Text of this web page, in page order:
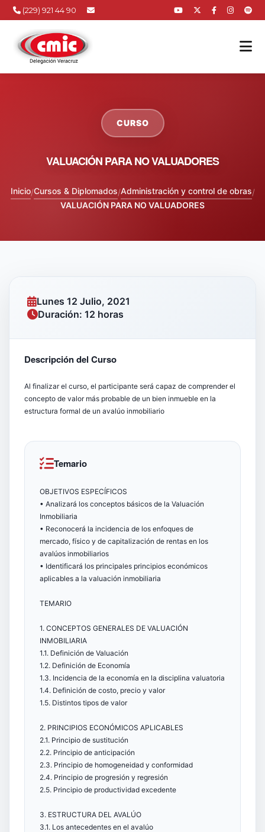
(229) 921 44 90
CURSO
VALUACIÓN PARA NO VALUADORES
Inicio/Cursos & Diplomados/Administración y control de obras/
VALUACIÓN PARA NO VALUADORES
Lunes 12 Julio, 2021
Duración: 12 horas
Descripción del Curso
Al finalizar el curso, el participante será capaz de comprender el
concepto de valor más probable de un bien inmueble en la
estructura formal de un avalúo inmobiliario
Temario
OBJETIVOS ESPECÍFICOS
• Analizará los conceptos básicos de la Valuación
Inmobiliaria
• Reconocerá la incidencia de los enfoques de
mercado, físico y de capitalización de rentas en los
avalúos inmobiliarios
• Identificará los principales principios económicos
aplicables a la valuación inmobiliaria
TEMARIO
1. CONCEPTOS GENERALES DE VALUACIÓN
INMOBILIARIA
1.1. Definición de Valuación
1.2. Definición de Economía
1.3. Incidencia de la economía en la disciplina valuatoria
1.4. Definición de costo, precio y valor
1.5. Distintos tipos de valor
2. PRINCIPIOS ECONÓMICOS APLICABLES
2.1. Principio de sustitución
2.2. Principio de anticipación
2.3. Principio de homogeneidad y conformidad
2.4. Principio de progresión y regresión
2.5. Principio de productividad excedente
3. ESTRUCTURA DEL AVALÚO
3.1. Los antecedentes en el avalúo